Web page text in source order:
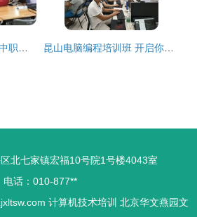
北七家镇宏福10号院1号楼4043室
电话：010-877**
计算机技术培训 北京华文燕园文